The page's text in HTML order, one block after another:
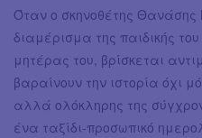
Όταν ο σκηνοθέτης Θανάσης
διαμέρισμα της παιδικής
μητέρας του, βρίσκεται
βαραίνουν την ιστορία όχι
αλλά ολόκληρης της
ένα ταξίδι-προσωπικό